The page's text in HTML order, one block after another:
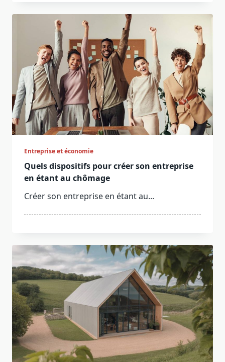
Entreprise et économie
Quels dispositifs pour créer son entreprise
en étant au chômage
Créer son entreprise en étant au...